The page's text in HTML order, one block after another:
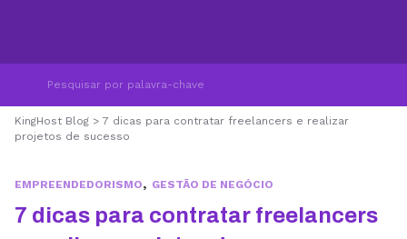
KingHost Blog > 7 dicas para contratar freelancers e realizar
projetos de sucesso
EMPREENDEDORISMO, GESTÃO DE NEGÓCIO
7 dicas para contratar freelancers